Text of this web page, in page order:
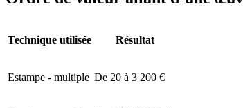
Technique utilisée Résultat
Estampe - multiple De 20 à 3 200 €